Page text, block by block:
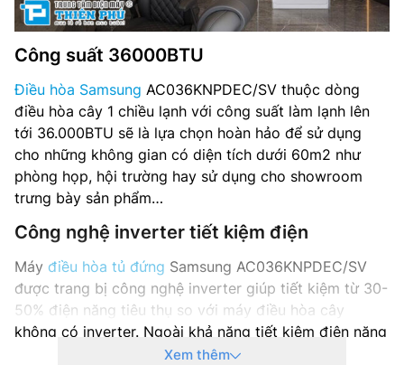
Công suất 36000BTU
Điều hòa Samsung AC036KNPDEC/SV thuộc dòng
điều hòa cây 1 chiều lạnh với công suất làm lạnh lên
tới 36.000BTU sẽ là lựa chọn hoàn hảo để sử dụng
cho những không gian có diện tích dưới 60m2 như
phòng họp, hội trường hay sử dụng cho showroom
trưng bày sản phẩm…
Công nghệ inverter tiết kiệm điện
Máy điều hòa tủ đứng Samsung AC036KNPDEC/SV
được trang bị công nghệ inverter giúp tiết kiệm từ 30-
50% điện năng tiêu thụ so với máy điều hòa cây
không có inverter. Ngoài khả năng tiết kiệm điện năng
thì công nghệ máy nén inverter cũng giúp máy vận
Xem thêm